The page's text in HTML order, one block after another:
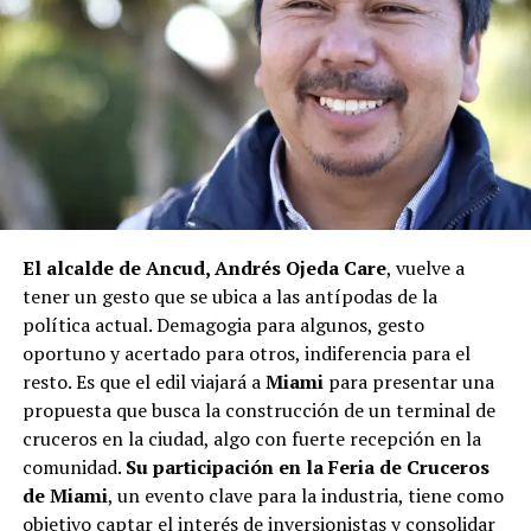
agregando que en su comuna tienen iniciativas
aprobadas que aún esperan financiamiento, como la
infraestructura del Club Deportivo Bernardo O’Higgins
y el cierre perimetral del Club Deportivo Aucar, obras
fundamentales para el desarrollo comunitario.
El alcalde de Quemchi, Javier Ugarte, expresó una
situación similar, señalando que en su comuna tienen
que hasta la fecha no han recibido respuesta clara sobre
si se entregarán los recursos.“Preocupa esta situación,
estos son proyectos que vienen trabajándose desde
hace tiempo y que hoy están en riesgo por la falta de
financiamiento”,declaró.
En la comuna deCuraco de Vélez, la alcaldesa Javiera
Yáñezindicó que históricamente la Subdere ha apoyado
a los municipios en diversos proyectos y que confía en
que durante el año se asignen nuevos recursos, aunque
El alcalde de Ancud, Andrés Ojeda Care, vuelve a
tener un gesto que se ubica a las antípodas de la
política actual. Demagogia para algunos, gesto
oportuno y acertado para otros, indiferencia para el
resto. Es que el edil viajará aMiamipara presentar una
propuesta que busca la construcción de un terminal de
cruceros en la ciudad, algo con fuerte recepción en la
comunidad. Su participación en la Feria de Cruceros
de Miami, un evento clave para la industria, tiene como
objetivo captar el interés de inversionistas y consolidar